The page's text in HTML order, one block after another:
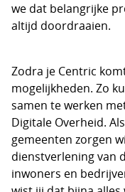
we dat belangrijke
altijd doordraaien.
Zodra je Centric
mogelijkheden. Zo
samen te werken
Digitale Overheid.
gemeenten zorgen
dienstverlening van
inwoners en